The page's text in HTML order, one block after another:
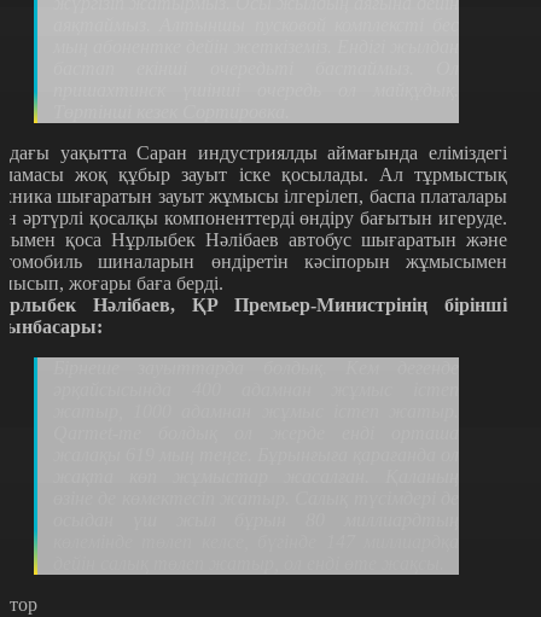
уақытта Саран индустриялды аймағында еліміздегі
жоқ құбыр зауыт іске қосылады. Ал тұрмыстық
шығаратын зауыт жұмысы ілгерілеп, баспа платалары
әртүрлі қосалқы компоненттерді өндіру бағытын игеруде.
қоса Нұрлыбек Нәлібаев автобус шығаратын және
шиналарын өндіретін кәсіпорын жұмысымен
жоғары баға берді.
Нәлібаев, ҚР Премьер-Министрінің бірінші